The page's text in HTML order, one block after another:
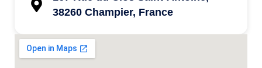
38260 Champier, France